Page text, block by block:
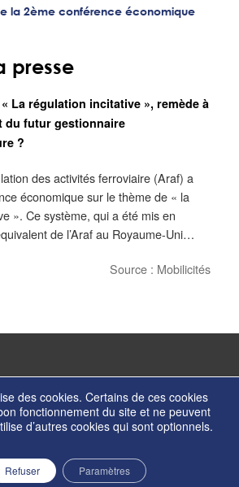
la 2ème conférence économique
presse
La régulation incitative », remède à
du futur gestionnaire
?
des activités ferroviaire (Araf) a
économique sur le thème de « la
». Ce système, qui a été mis en
de l’Araf au Royaume-Uni…
Source : Mobilicités
de régulation des transports - ISSN 2274-2123
Retour en haut de page
des cookies. Certains de ces cookies
fonctionnement du site et ne peuvent
d’autres cookies qui sont optionnels.
Refuser Paramètres